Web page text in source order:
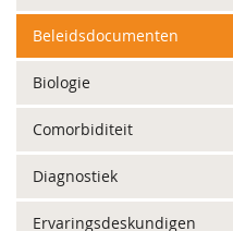
Beleidsdocumenten
Biologie
Comorbiditeit
Diagnostiek
Ervaringsdeskundigen